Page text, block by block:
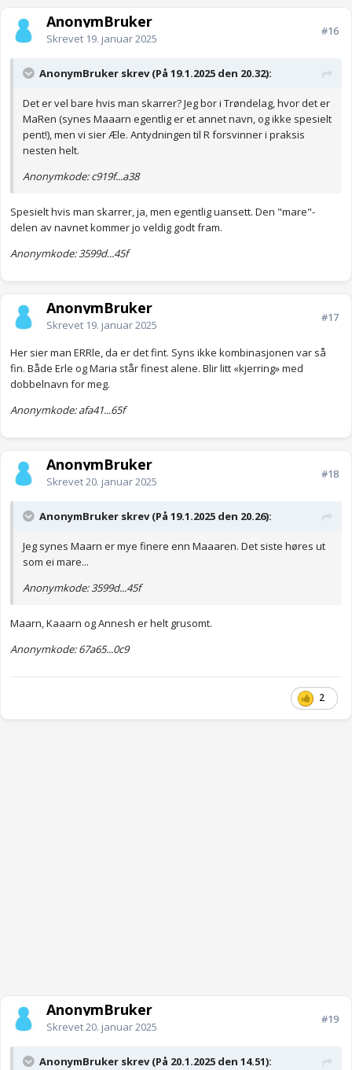
AnonymBruker
Skrevet 19. januar 2025
#16
AnonymBruker skrev (På 19.1.2025 den 20.32):
Det er vel bare hvis man skarrer? Jeg bor i Trøndelag, hvor det er
MaRen (synes Maaarn egentlig er et annet navn, og ikke spesielt
pent!), men vi sier Æle. Antydningen til R forsvinner i praksis
nesten helt.
Anonymkode: c919f...a38
Spesielt hvis man skarrer, ja, men egentlig uansett. Den "mare"-
delen av navnet kommer jo veldig godt fram.
Anonymkode: 3599d...45f
AnonymBruker
Skrevet 19. januar 2025
#17
Her sier man ERRle, da er det fint. Syns ikke kombinasjonen var så
fin. Både Erle og Maria står finest alene. Blir litt «kjerring» med
dobbelnavn for meg.
Anonymkode: afa41...65f
AnonymBruker
Skrevet20. januar 2025
#18
AnonymBruker skrev (På 19.1.2025 den 20.26):
Jeg synes Maarn er mye finere enn Maaaren. Det siste høres ut
som ei mare...
Anonymkode: 3599d...45f
Maarn, Kaaarn og Annesh er helt grusomt.
Anonymkode: 67a65...0c9
2
AnonymBruker
Skrevet20. januar 2025
#19
AnonymBruker skrev (På 20.1.2025 den 14.51):